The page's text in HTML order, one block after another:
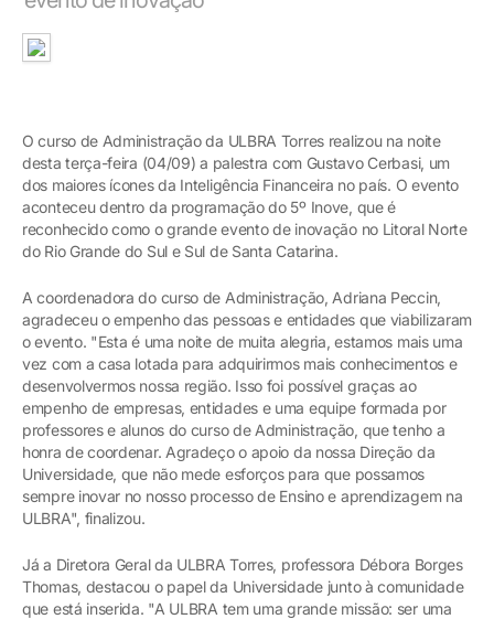
O curso de Administração da ULBRA Torres realizou na noite
desta terça-feira (04/09) a palestra com Gustavo Cerbasi, um
dos maiores ícones da Inteligência Financeira no país. O evento
aconteceu dentro da programação do 5º Inove, que é
reconhecido como o grande evento de inovação no Litoral Norte
do Rio Grande do Sul e Sul de Santa Catarina.
A coordenadora do curso de Administração, Adriana Peccin,
agradeceu o empenho das pessoas e entidades que viabilizaram
o evento. "Esta é uma noite de muita alegria, estamos mais uma
vez com a casa lotada para adquirirmos mais conhecimentos e
desenvolvermos nossa região. Isso foi possível graças ao
empenho de empresas, entidades e uma equipe formada por
professores e alunos do curso de Administração, que tenho a
honra de coordenar. Agradeço o apoio da nossa Direção da
Universidade, que não mede esforços para que possamos
sempre inovar no nosso processo de Ensino e aprendizagem na
ULBRA", finalizou.
Já a Diretora Geral da ULBRA Torres, professora Débora Borges
Thomas, destacou o papel da Universidade junto à comunidade
que está inserida. "A ULBRA tem uma grande missão: ser uma